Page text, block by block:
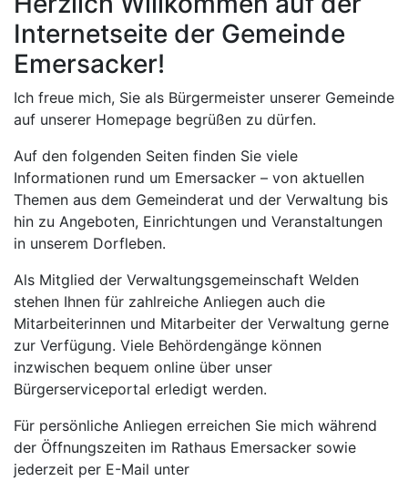
Internetseite der Gemeinde
Emersacker!
Ich freue mich, Sie als Bürgermeister unserer Gemeinde
auf unserer Homepage begrüßen zu dürfen.
Auf den folgenden Seiten finden Sie viele
Informationen rund um Emersacker – von aktuellen
Themen aus dem Gemeinderat und der Verwaltung bis
hin zu Angeboten, Einrichtungen und Veranstaltungen
in unserem Dorfleben.
Als Mitglied der Verwaltungsgemeinschaft Welden
stehen Ihnen für zahlreiche Anliegen auch die
Mitarbeiterinnen und Mitarbeiter der Verwaltung gerne
zur Verfügung. Viele Behördengänge können
inzwischen bequem online über unser
Bürgerserviceportal erledigt werden.
Für persönliche Anliegen erreichen Sie mich während
der Öffnungszeiten im Rathaus Emersacker sowie
jederzeit per E-Mail unter